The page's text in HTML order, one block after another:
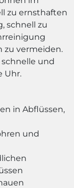
zu ernsthaften
schnell zu
zu vermeiden.
und
Uhr.
in Abflüssen,
und